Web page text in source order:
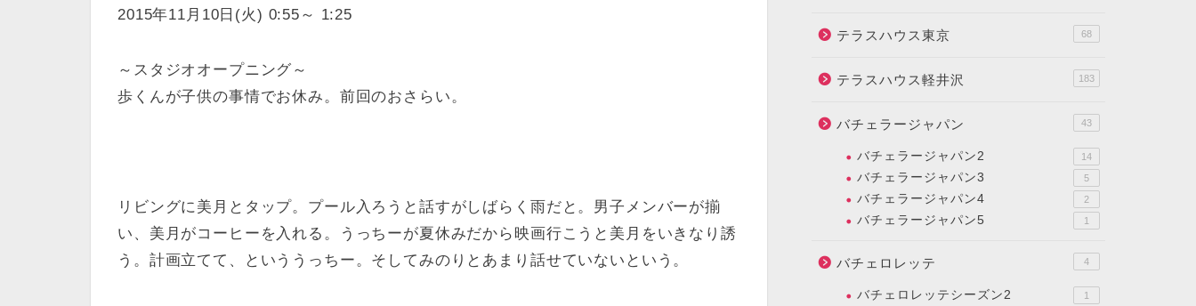
2015年11月10日(火) 0:55～ 1:25
～スタジオオープニング～
歩くんが子供の事情でお休み。前回のおさらい。
リビングに美月とタップ。プール入ろうと話すがしばらく雨だと。男子メンバーが揃
い、美月がコーヒーを入れる。うっちーが夏休みだから映画行こうと美月をいきなり誘
う。計画立てて、といううっちー。そしてみのりとあまり話せていないという。
テラスハウス東京 68
テラスハウス軽井沢 183
バチェラージャパン 43
バチェラージャパン2 14
バチェラージャパン3 5
バチェラージャパン4 2
バチェラージャパン5 1
バチェロレッテ 4
バチェロレッテシーズン2 1